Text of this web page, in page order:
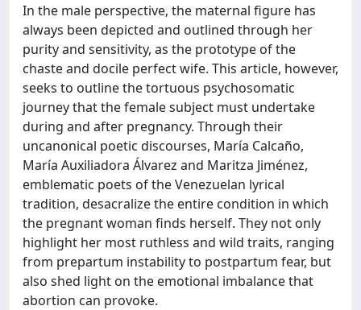
In the male perspective, the maternal figure has
always been depicted and outlined through her
purity and sensitivity, as the prototype of the
chaste and docile perfect wife. This article, however,
seeks to outline the tortuous psychosomatic
journey that the female subject must undertake
during and after pregnancy. Through their
uncanonical poetic discourses, María Calcaño,
María Auxiliadora Álvarez and Maritza Jiménez,
emblematic poets of the Venezuelan lyrical
tradition, desacralize the entire condition in which
the pregnant woman finds herself. They not only
highlight her most ruthless and wild traits, ranging
from prepartum instability to postpartum fear, but
also shed light on the emotional imbalance that
abortion can provoke.